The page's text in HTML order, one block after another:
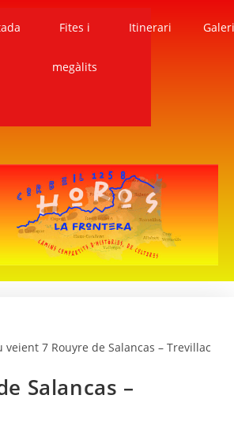
Fites i
megàlits
Itinerari
Salancas –